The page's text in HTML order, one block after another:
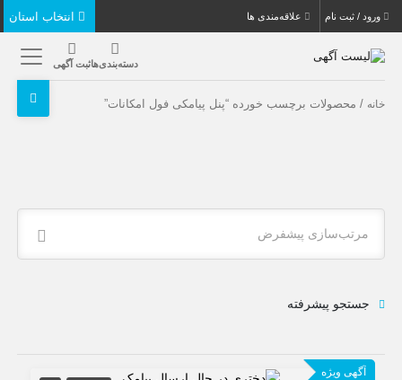
ورود / ثبت نام علاقه‌مندی ها
دسته‌بندی‌هاثبت آگهی
خانه / محصولات برچسب خورده “پنل پیامکی فول امکانات”
مرتب‌سازی پیشفرض
جستجو پیشرفته
آگهی ویژه